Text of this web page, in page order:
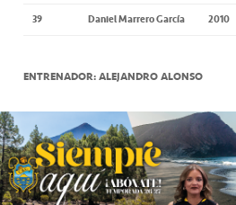
39 Daniel Marrero García 2010
ENTRENADOR: ALEJANDRO ALONSO